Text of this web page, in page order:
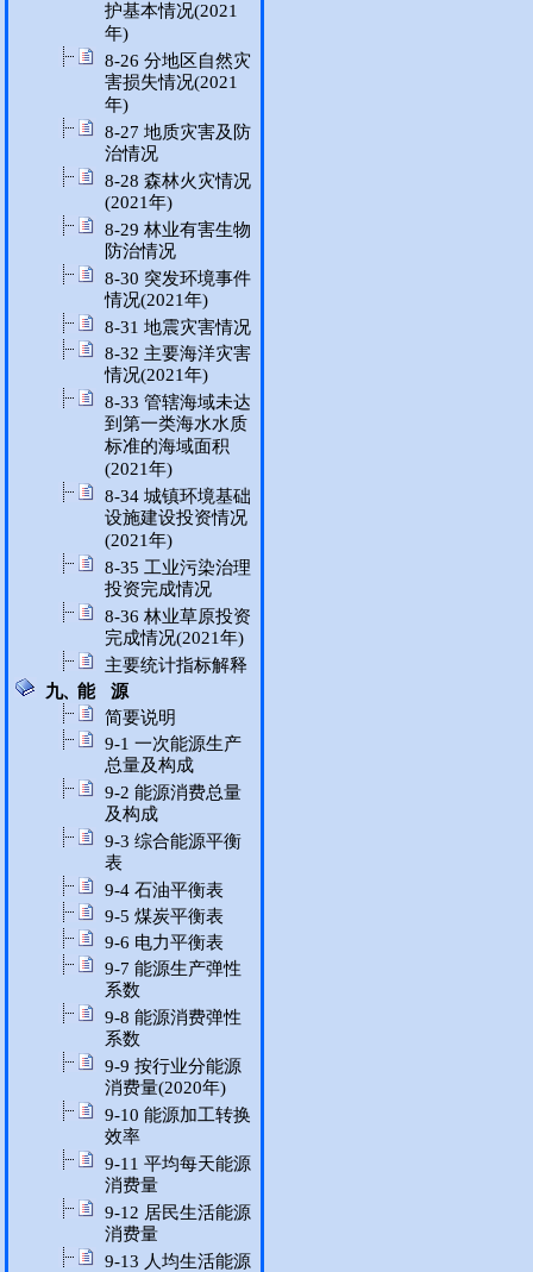
护基本情况(2021
年)
8-26 分地区自然灾
害损失情况(2021
年)
8-27 地质灾害及防
治情况
8-28 森林火灾情况
(2021年)
8-29 林业有害生物
防治情况
8-30 突发环境事件
情况(2021年)
8-31 地震灾害情况
8-32 主要海洋灾害
情况(2021年)
8-33 管辖海域未达
到第一类海水水质
标准的海域面积
(2021年)
8-34 城镇环境基础
设施建设投资情况
(2021年)
8-35 工业污染治理
投资完成情况
8-36 林业草原投资
完成情况(2021年)
主要统计指标解释
九、能 源
简要说明
9-1 一次能源生产
总量及构成
9-2 能源消费总量
及构成
9-3 综合能源平衡
表
9-4 石油平衡表
9-5 煤炭平衡表
9-6 电力平衡表
9-7 能源生产弹性
系数
9-8 能源消费弹性
系数
9-9 按行业分能源
消费量(2020年)
9-10 能源加工转换
效率
9-11 平均每天能源
消费量
9-12 居民生活能源
消费量
9-13 人均生活能源